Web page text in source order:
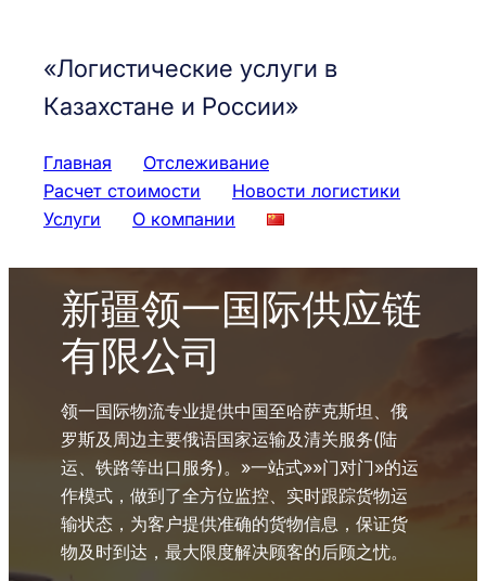
«Логистические услуги в
Казахстане и России»
Главная
Отслеживание
Расчет стоимости
Новости логистики
Услуги
О компании
新疆领一国际供应链
有限公司
领一国际物流专业提供中国至哈萨克斯坦、俄
罗斯及周边主要俄语国家运输及清关服务(陆
运、铁路等出口服务)。»一站式»»门对门»的运
作模式，做到了全方位监控、实时跟踪货物运
输状态，为客户提供准确的货物信息，保证货
物及时到达，最大限度解决顾客的后顾之忧。